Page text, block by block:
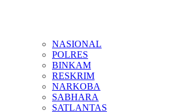
NASIONAL
POLRES
BINKAM
RESKRIM
NARKOBA
SABHARA
SATLANTAS